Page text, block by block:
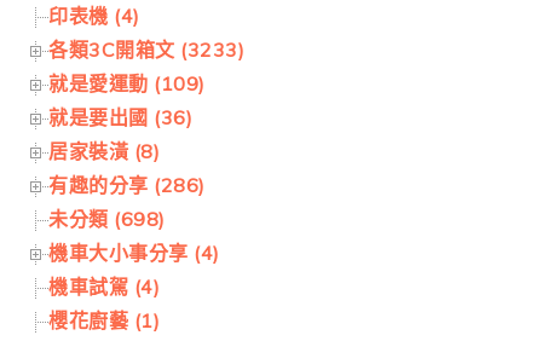
印表機 (4)
各類3C開箱文 (3233)
就是愛運動 (109)
就是要出國 (36)
居家裝潢 (8)
有趣的分享 (286)
未分類 (698)
機車大小事分享 (4)
機車試駕 (4)
櫻花廚藝 (1)